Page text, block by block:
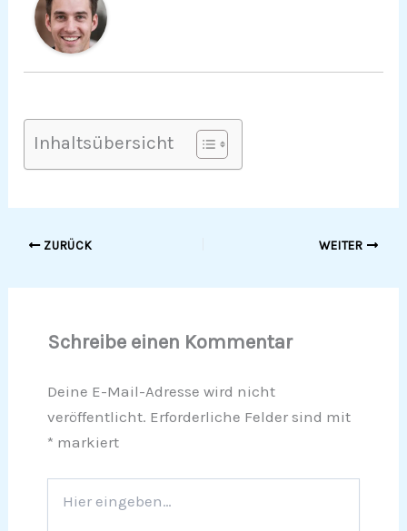
Inhaltsübersicht
ZURÜCK WEITER
Schreibe einen Kommentar
Deine E-Mail-Adresse wird nicht
veröffentlicht. Erforderliche Felder sind mit
* markiert
eingeben…